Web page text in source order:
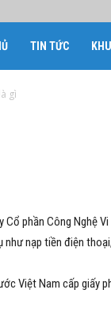
TIN TỨC
gì
phần Công Nghệ
nạp tiền điện
Việt Nam cấp giấy